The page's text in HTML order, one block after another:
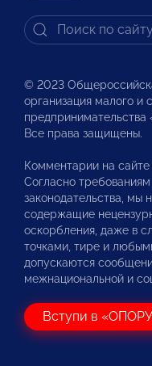
© 2023
организация малого и
Все права защищены.
Комментарии на
Согласно
законодательства, мы
содержащие
оскорбления, даже в
точками, тире и
допускаются
межнациональной и
Вступи в